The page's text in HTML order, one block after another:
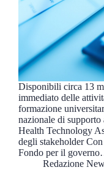
Disponibili circa 13
immediato delle
formazione
nazionale di
Health Technology
degli stakeholder
Fondo per il
Redazione